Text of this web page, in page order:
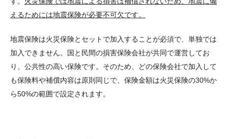
えるためには地震保険が必要不可欠です。
地震保険は火災保険とセットで加入することが必須で、単独では
加入できません。国と民間の損害保険会社が共同で運営してお
り、公共性の高い保険です。そのため、どの保険会社で加入して
も保険料や補償内容は原則同じで、保険金額は火災保険の30%か
ら50%の範囲で設定されます。